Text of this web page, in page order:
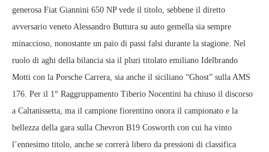
generosa Fiat Giannini 650 NP vede il titolo, sebbene il diretto
avversario veneto Alessandro Buttura su auto gemella sia sempre
minaccioso, nonostante un paio di passi falsi durante la stagione. Nel
ruolo di aghi della bilancia sia il pluri titolato emiliano Idelbrando
Motti con la Porsche Carrera, sia anche il siciliano “Ghost” sulla AMS
176. Per il 1° Raggruppamento Tiberio Nocentini ha chiuso il discorso
a Caltanissetta, ma il campione fiorentino onora il campionato e la
bellezza della gara sulla Chevron B19 Cosworth con cui ha vinto
l’ennesimo titolo, anche se correrà libero da pressioni di classifica